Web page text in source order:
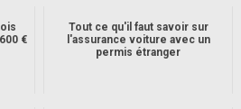
€
Tout ce qu'il faut savoir sur
l'assurance voiture avec un
permis étranger